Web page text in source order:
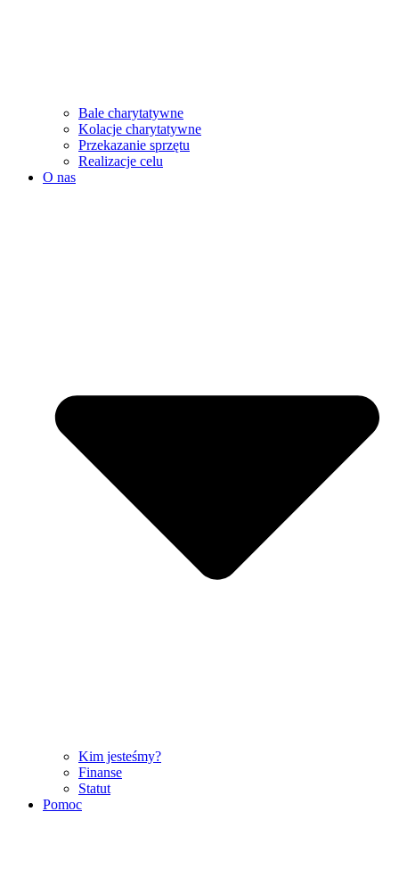
Bale charytatywne
Kolacje charytatywne
Przekazanie sprzętu
Realizacje celu
O nas
Kim jesteśmy?
Finanse
Statut
Pomoc